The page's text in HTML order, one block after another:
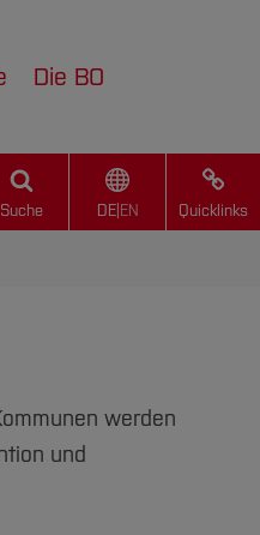
Die BO
Suche DE| EN Quicklinks
werden
und